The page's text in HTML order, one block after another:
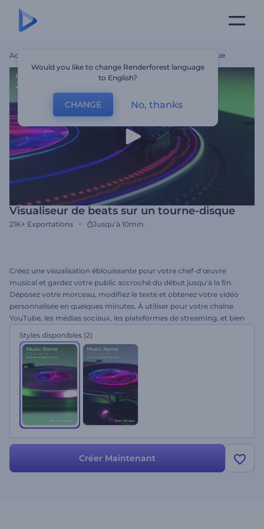
Accueil Visualiseur De Beats Sur Un Tourne-Disque
Visualiseur de beats sur un tourne-disque
21K+ Exportations Jusqu’à 10min.
Créez une visualisation éblouissante pour votre chef-d'œuvre
musical et gardez votre public accroché du début jusqu'à la fin.
Déposez votre morceau, modifiez le texte et obtenez votre vidéo
personnalisée en quelques minutes. À utiliser pour votre chaîne
YouTube, les médias sociaux, les plateformes de streaming, et bien
Styles disponibles (2)
Créer Maintenant
Would you like to change Renderforest language
to English?
CHANGE No, thanks